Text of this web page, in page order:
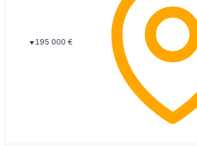
▼ 195 000 €